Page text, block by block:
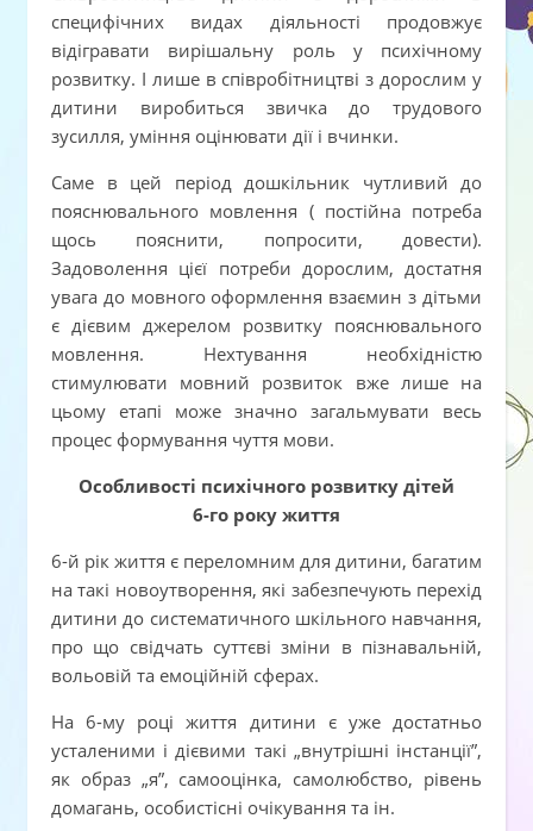
специфічних видах діяльності продовжує
відігравати вирішальну роль у психічному
розвитку. І лише в співробітництві з дорослим у
дитини виробиться звичка до трудового
зусилля, уміння оцінювати дії і вчинки.
Саме в цей період дошкільник чутливий до
пояснювального мовлення ( постійна потреба
щось пояснити, попросити, довести).
Задоволення цієї потреби дорослим, достатня
увага до мовного оформлення взаємин з дітьми
є дієвим джерелом розвитку пояснювального
мовлення. Нехтування необхідністю
стимулювати мовний розвиток вже лише на
цьому етапі може значно загальмувати весь
процес формування чуття мови.
Особливості психічного розвитку дітей
6-го року життя
6-й рік життя є переломним для дитини, багатим
на такі новоутворення, які забезпечують перехід
дитини до систематичного шкільного навчання,
про що свідчать суттєві зміни в пізнавальній,
вольовій та емоційній сферах.
На 6-му році життя дитини є уже достатньо
усталеними і дієвими такі „внутрішні інстанції”,
як образ „я”, самооцінка, самолюбство, рівень
домагань, особистісні очікування та ін.